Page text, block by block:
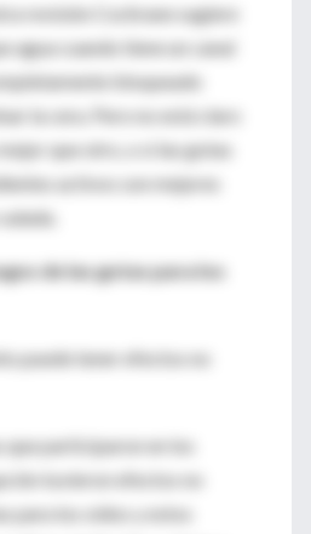
revisión Cochrane sugiere
agua cuando tiene un canal
bloqueado
la cera. Pero no está claro
que otro, o si las gotas
activos son mejores
de las gotas para los
puede tener efectos no
que participaron en los
tuvieron efectos no
para los oídos y estos